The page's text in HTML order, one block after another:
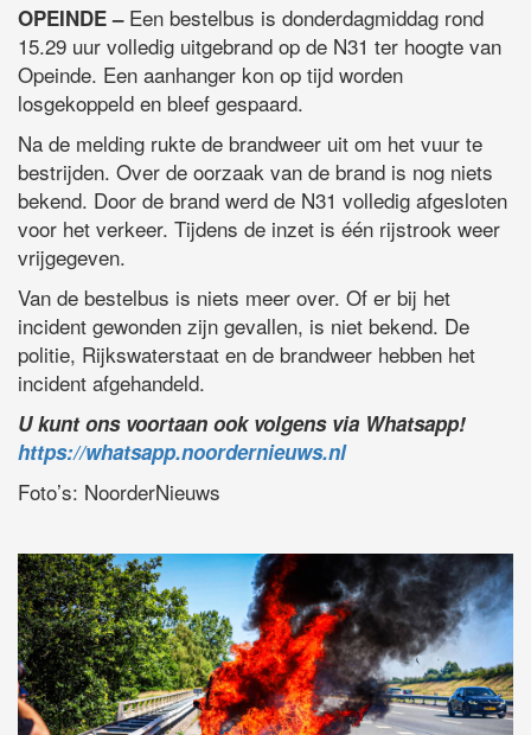
OPEINDE –Een bestelbus is donderdagmiddag rond
15.29 uur volledig uitgebrand op de N31 ter hoogte van
Opeinde. Een aanhanger kon op tijd worden
losgekoppeld en bleef gespaard.
Na de melding rukte de brandweer uit om het vuur te
bestrijden. Over de oorzaak van de brand is nog niets
bekend. Door de brand werd de N31 volledig afgesloten
voor het verkeer. Tijdens de inzet is één rijstrook weer
vrijgegeven.
Van de bestelbus is niets meer over. Of er bij het
incident gewonden zijn gevallen, is niet bekend. De
politie, Rijkswaterstaat en de brandweer hebben het
incident afgehandeld.
U kunt ons voortaan ook volgens via Whatsapp!
https://whatsapp.noordernieuws.nl
Foto’s: NoorderNieuws